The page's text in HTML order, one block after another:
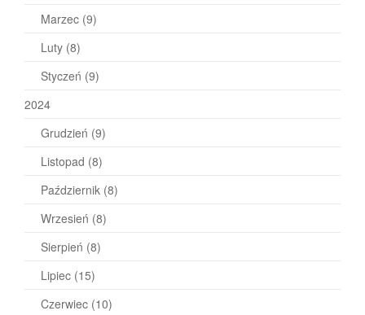
Marzec (9)
Luty (8)
Styczeń (9)
2024
Grudzień (9)
Listopad (8)
Październik (8)
Wrzesień (8)
Sierpień (8)
Lipiec (15)
Czerwiec (10)